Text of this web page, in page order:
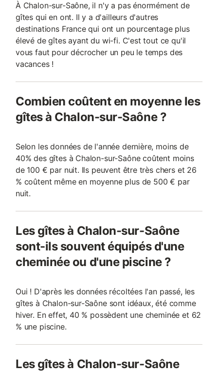
À Chalon-sur-Saône, il n'y a pas énormément de
gîtes qui en ont. Il y a d'ailleurs d'autres
destinations France qui ont un pourcentage plus
élevé de gîtes ayant du wi-fi. C'est tout ce qu'il
vous faut pour décrocher un peu le temps des
vacances !
Combien coûtent en moyenne les
gîtes à Chalon-sur-Saône ?
Selon les données de l'année dernière, moins de
40% des gîtes à Chalon-sur-Saône coûtent moins
de 100 € par nuit. Ils peuvent être très chers et 26
% coûtent même en moyenne plus de 500 € par
nuit.
Les gîtes à Chalon-sur-Saône
sont-ils souvent équipés d'une
cheminée ou d'une piscine ?
Oui ! D'après les données récoltées l'an passé, les
gîtes à Chalon-sur-Saône sont idéaux, été comme
hiver. En effet, 40 % possèdent une cheminée et 62
% une piscine.
Les gîtes à Chalon-sur-Saône